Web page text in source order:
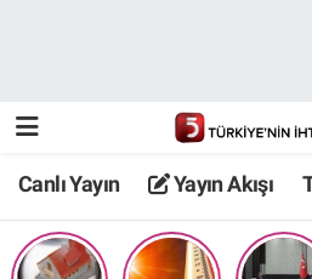
Canlı Yayın Yayın Akışı
TV 5 Ekranı ve Arşiv